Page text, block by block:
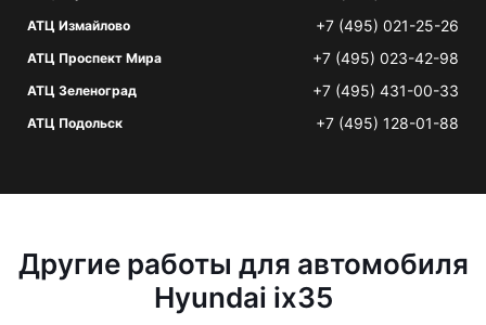
АТЦ Измайлово +7 (495) 021-25-26
АТЦ Проспект Мира +7 (495) 023-42-98
АТЦ Зеленоград +7 (495) 431-00-33
АТЦ Подольск +7 (495) 128-01-88
Другие работы для автомобиля
Hyundai ix35